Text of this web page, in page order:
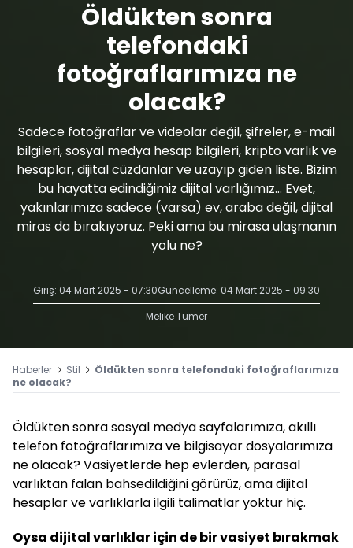
Öldükten sonra
telefondaki
fotoğraflarımıza ne
olacak?
Sadece fotoğraflar ve videolar değil, şifreler, e-mail
bilgileri, sosyal medya hesap bilgileri, kripto varlık ve
hesaplar, dijital cüzdanlar ve uzayıp giden liste. Bizim
bu hayatta edindiğimiz dijital varlığımız... Evet,
yakınlarımıza sadece (varsa) ev, araba değil, dijital
miras da bırakıyoruz. Peki ama bu mirasa ulaşmanın
yolu ne?
Giriş: 04 Mart 2025 - 07:30Güncelleme: 04 Mart 2025 - 09:30
Melike Tümer
Haberler Stil
Öldükten sonra telefondaki fotoğraflarımıza
ne olacak?
Öldükten sonra sosyal medya sayfalarımıza, akıllı
telefon fotoğraflarımıza ve bilgisayar dosyalarımıza
ne olacak? Vasiyetlerde hep evlerden, parasal
varlıktan falan bahsedildiğini görürüz, ama dijital
hesaplar ve varlıklarla ilgili talimatlar yoktur hiç.
Oysa dijital varlıklar için de bir vasiyet bırakmak